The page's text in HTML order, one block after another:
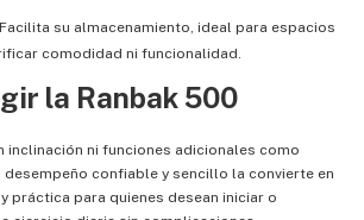
Facilita su almacenamiento, ideal para espacios
comodidad ni funcionalidad.
la Ranbak 500
inclinación ni funciones adicionales como
desempeño confiable y sencillo la convierte en
práctica para quienes desean iniciar o